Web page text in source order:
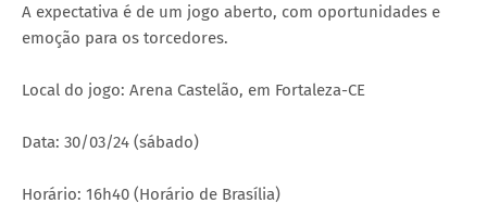
A expectativa é de um jogo aberto, com oportunidades e
emoção para os torcedores.
Local do jogo: Arena Castelão, em Fortaleza-CE
Data: 30/03/24 (sábado)
Horário: 16h40 (Horário de Brasília)